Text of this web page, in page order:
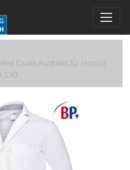
Coats Arztkittel für Herren
130